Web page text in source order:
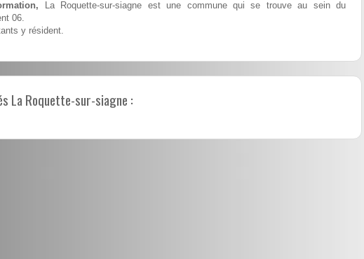
La Roquette-sur-siagne est une commune qui se trouve au sein du
06.
y résident.
La Roquette-sur-siagne :